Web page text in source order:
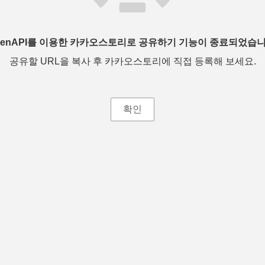
를 이용한 카카오스토리로 공유하기 기능이 종료되었습
공유할 URL을 복사 후 카카오스토리에 직접 등록해 보세요.
확인